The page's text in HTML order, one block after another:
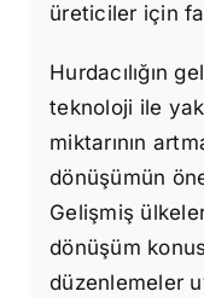
üreticiler için
Hurdacılığın
teknoloji ile
miktarının
dönüşümün
Gelişmiş
dönüşüm
düzenlemeler